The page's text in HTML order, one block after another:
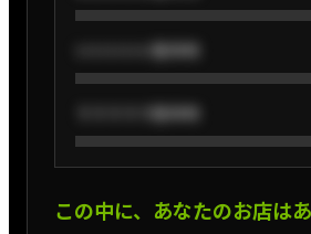
いいいいい整体院
ううううう整体院
この中に、あなたのお店は